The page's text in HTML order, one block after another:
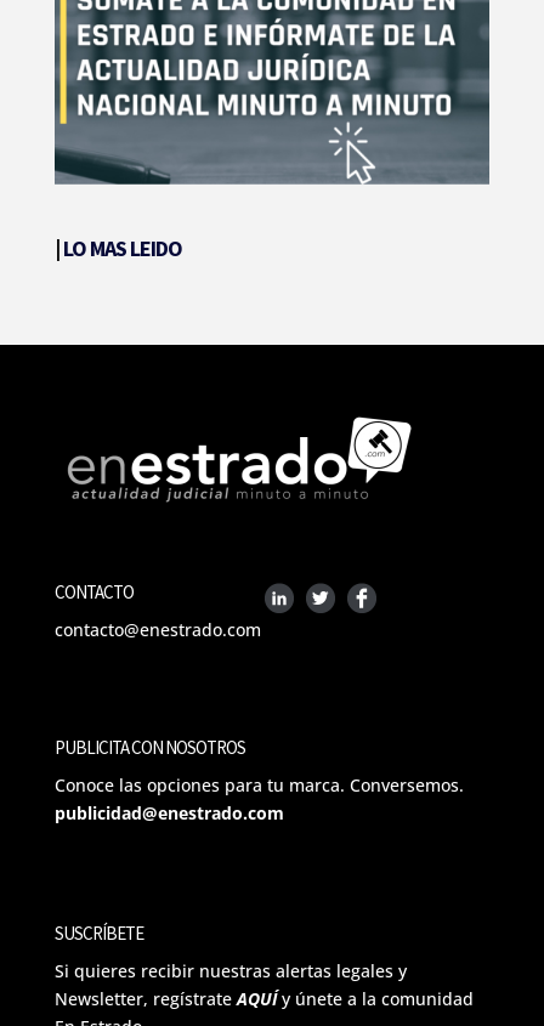
|LO MAS LEIDO
CONTACTO
contacto@enestrado.com
PUBLICITA CON NOSOTROS
Conoce las opciones para tu marca. Conversemos.
publicidad@enestrado.com
SUSCRÍBETE
Si quieres recibir nuestras alertas legales y
Newsletter, regístrateAQUÍ y únete a la comunidad